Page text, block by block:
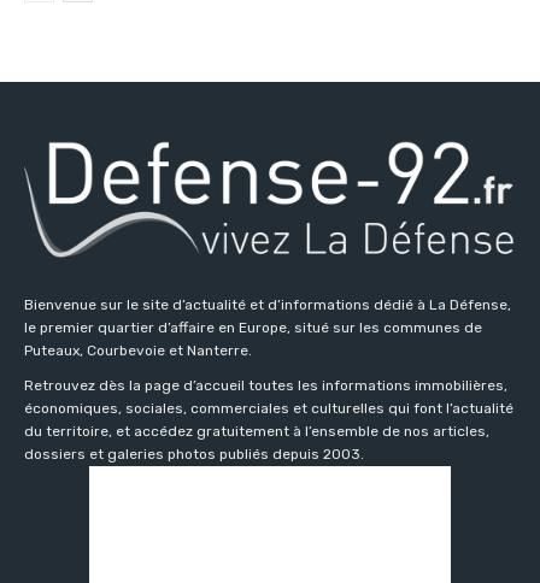
Bienvenue sur le site d’actualité et d’informations dédié à La Défense,
le premier quartier d’affaire en Europe, situé sur les communes de
Puteaux, Courbevoie et Nanterre.
Retrouvez dès la page d’accueil toutes les informations immobilières,
économiques, sociales, commerciales et culturelles qui font l’actualité
du territoire, et accédez gratuitement à l’ensemble de nos articles,
dossiers et galeries photos publiés depuis 2003.